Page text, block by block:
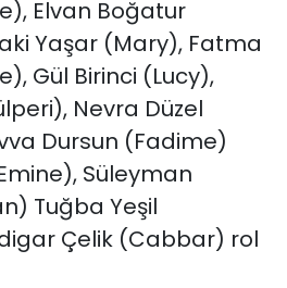
Elvan Boğatur
Yaşar (Mary), Fatma
Gül Birinci (Lucy),
Nevra Düzel
Dursun (Fadime)
Süleyman
Tuğba Yeşil
Çelik (Cabbar) rol